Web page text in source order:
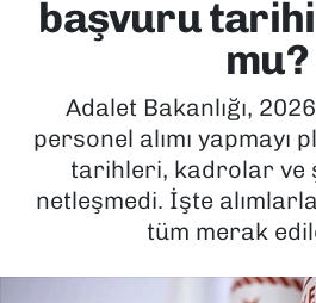
başvuru
mu?
Adalet Bakanlığı,
personel alımı yapmayı
tarihleri, kadrolar ve
netleşmedi. İşte
tüm merak
MAGAZİN
POLİTİKA
SAĞLIK
SPOR
TEKNOLOJİ
Haber Arşivi